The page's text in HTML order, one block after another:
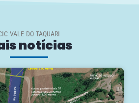
VALE DO TAQUARI
notícias